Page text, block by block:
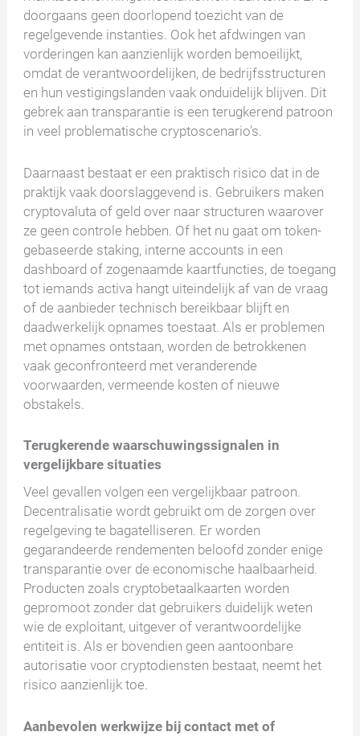
doorgaans geen doorlopend toezicht van de
regelgevende instanties. Ook het afdwingen van
vorderingen kan aanzienlijk worden bemoeilijkt,
omdat de verantwoordelijken, de bedrijfsstructuren
en hun vestigingslanden vaak onduidelijk blijven. Dit
gebrek aan transparantie is een terugkerend patroon
in veel problematische cryptoscenario's.
Daarnaast bestaat er een praktisch risico dat in de
praktijk vaak doorslaggevend is. Gebruikers maken
cryptovaluta of geld over naar structuren waarover
ze geen controle hebben. Of het nu gaat om token-
gebaseerde staking, interne accounts in een
dashboard of zogenaamde kaartfuncties, de toegang
tot iemands activa hangt uiteindelijk af van de vraag
of de aanbieder technisch bereikbaar blijft en
daadwerkelijk opnames toestaat. Als er problemen
met opnames ontstaan, worden de betrokkenen
vaak geconfronteerd met veranderende
voorwaarden, vermeende kosten of nieuwe
obstakels.
Terugkerende waarschuwingssignalen in
vergelijkbare situaties
Veel gevallen volgen een vergelijkbaar patroon.
Decentralisatie wordt gebruikt om de zorgen over
regelgeving te bagatelliseren. Er worden
gegarandeerde rendementen beloofd zonder enige
transparantie over de economische haalbaarheid.
Producten zoals cryptobetaalkaarten worden
gepromoot zonder dat gebruikers duidelijk weten
wie de exploitant, uitgever of verantwoordelijke
entiteit is. Als er bovendien geen aantoonbare
autorisatie voor cryptodiensten bestaat, neemt het
risico aanzienlijk toe.
Aanbevolen werkwijze bij contact met of